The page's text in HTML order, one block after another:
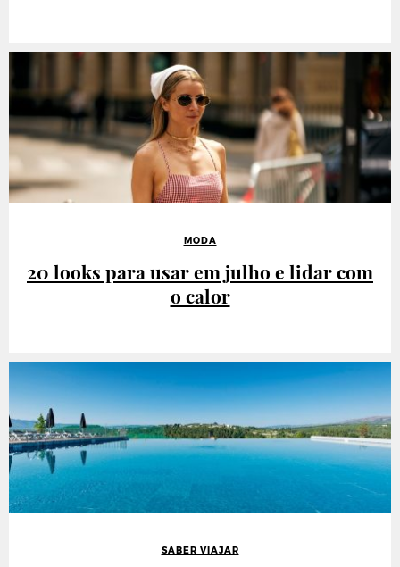
MODA
20 looks para usar em julho e lidar com
o calor
SABER VIAJAR